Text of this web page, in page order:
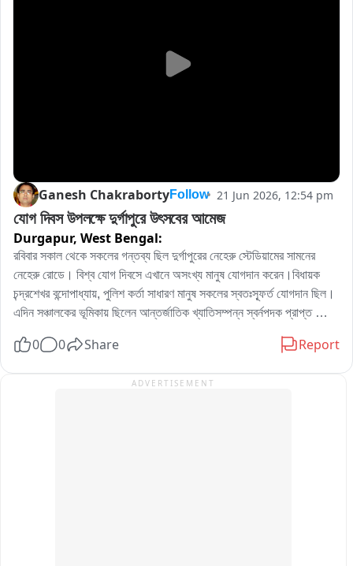
Ganesh ChakrabortyFollow 21 Jun 2026, 12:54 pm
যোগ দিবস উপলক্ষে দুর্গাপুরে উৎসবের আমেজ
Durgapur, West Bengal:
রবিবার সকাল থেকে সকলের গন্তব্য ছিল দুর্গাপুরের নেহেরু স্টেডিয়ামের সামনের
নেহেরু রোডে। বিশ্ব যোগ দিবসে এখানে অসংখ্য মানুষ যোগদান করেন।বিধায়ক
চন্দ্রশেখর বন্দোপাধ্যায়, পুলিশ কর্তা সাধারণ মানুষ সকলের স্বতঃস্ফূর্ত যোগদান ছিল।
এদিন সঞ্চালকের ভূমিকায় ছিলেন আন্তর্জাতিক খ্যাতিসম্পন্ন স্বর্নপদক প্রাপ্ত
0 0 Share Report
ADVERTISEMENT